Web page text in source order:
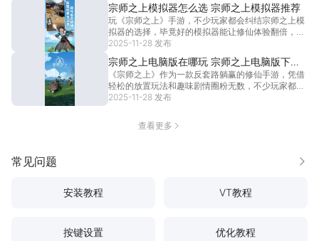
领奖励到后期功法搭配，每一步都有讲究，想要高效
冲榜、稳 [详情]
宗师之上模拟器怎么选 宗师之上模拟器推荐
玩《宗师之上》手游，不少玩家都会纠结宗师之上模
拟器的选择，毕竟好的模拟器能让修仙体验翻倍，而
选对宗师之上模拟器，不仅能摆脱手机小屏的限制，
家推荐一个合适的模拟器，让大家可以更好地享受
3D大世界 [详情]
2025-11-28 发布
宗师之上电脑版在哪玩 宗师之上电脑版下载
地址推荐
《宗师之上》作为一款反套路躺赢的修仙手游，凭借
轻松的放置玩法和趣味剧情圈粉无数，不少玩家都想
在电脑上享受更沉浸的体验，宗师之上电脑版也因此
带来更广阔的视野和更舒适的操作，无论是轻功探索
3D大世界 [详情]
2025-11-28 发布
查看更多
常见问题 更多
安装教程 VT教程
按键设置 优化教程